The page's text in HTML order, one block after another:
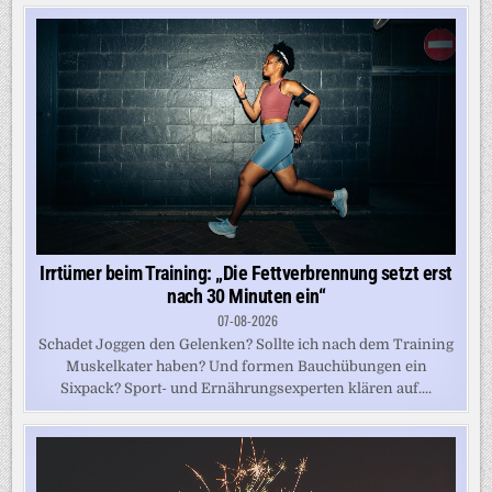
Irrtümer beim Training: „Die Fettverbrennung setzt erst
nach 30 Minuten ein“
07-08-2026
Schadet Joggen den Gelenken? Sollte ich nach dem Training
Muskelkater haben? Und formen Bauchübungen ein
Sixpack? Sport- und Ernährungsexperten klären auf....